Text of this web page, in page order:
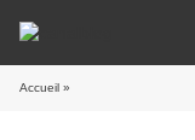
Accueil »